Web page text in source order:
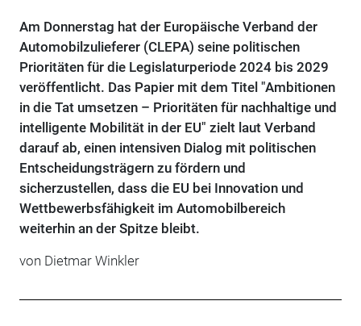
Am Donnerstag hat der Europäische Verband der
Automobilzulieferer (CLEPA) seine politischen
Prioritäten für die Legislaturperiode 2024 bis 2029
veröffentlicht. Das Papier mit dem Titel "Ambitionen
in die Tat umsetzen – Prioritäten für nachhaltige und
intelligente Mobilität in der EU" zielt laut Verband
darauf ab, einen intensiven Dialog mit politischen
Entscheidungsträgern zu fördern und
sicherzustellen, dass die EU bei Innovation und
Wettbewerbsfähigkeit im Automobilbereich
weiterhin an der Spitze bleibt.
von Dietmar Winkler